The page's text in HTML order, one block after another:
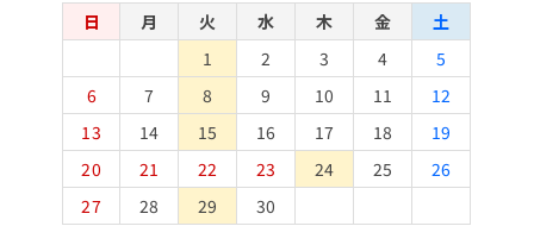
日 月 火 水 木 金
土
1
2 3 4
5
6
7 8 9 10 11
12
13
14 15 16 17 18
19
20
21 22 23 24 25
26
27
28 29 30